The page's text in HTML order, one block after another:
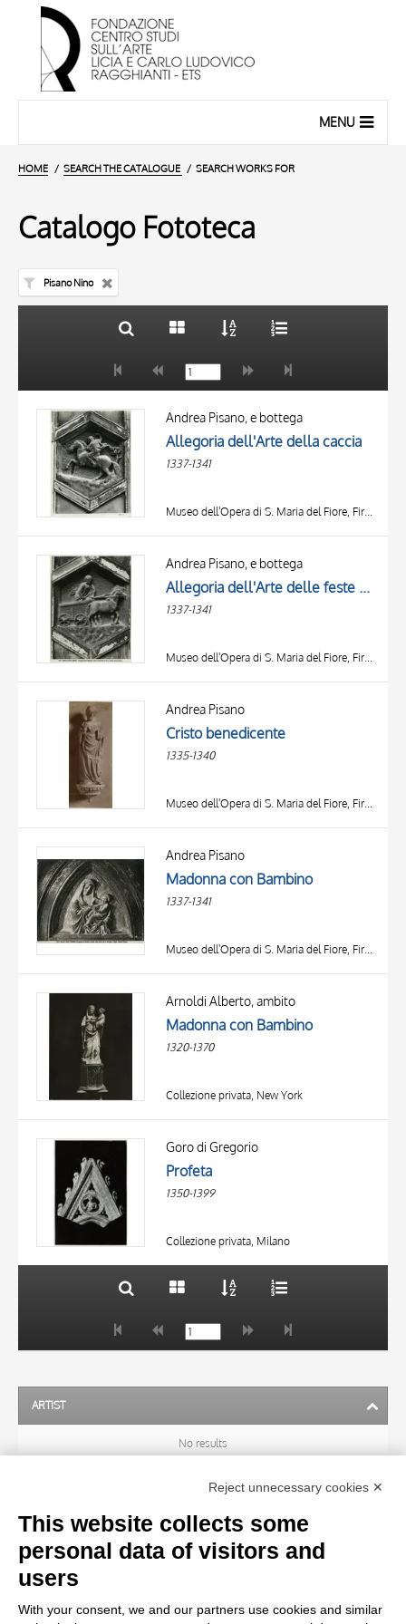
MENU
HOME SEARCH THE CATALOGUE SEARCH WORKS FOR
Catalogo Fototeca
Pisano Nino
AUTHOR
LOCATION
20 RESULTS
Andrea Pisano, e bottega
Allegoria dell'Arte della caccia
1337-1341
Museo dell'Opera di S. Maria del Fiore, Firenze
Andrea Pisano, e bottega
Allegoria dell'Arte delle feste e degli spettacoli
1337-1341
Museo dell'Opera di S. Maria del Fiore, Firenze
Andrea Pisano
Cristo benedicente
1335-1340
Museo dell'Opera di S. Maria del Fiore, Firenze
Andrea Pisano
Madonna con Bambino
1337-1341
Museo dell'Opera di S. Maria del Fiore, Firenze
Arnoldi Alberto, ambito
Madonna con Bambino
1320-1370
Collezione privata, New York
Goro di Gregorio
Profeta
1350-1399
Collezione privata, Milano
TITLE
ARTIST
No results
OBJECT
LOCATION
Reject unnecessary cookies ✕
This website collects some
personal data of visitors and
users
With your consent, we and our partners use cookies and similar